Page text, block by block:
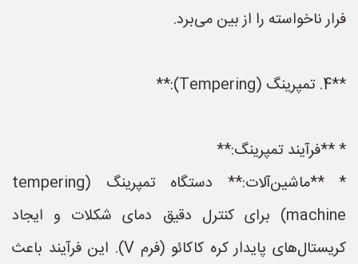
فرار ناخواسته را از بین می‌برد.
**4. تمپرینگ (Tempering):**
* **فرآیند تمپرینگ:**
* **ماشین‌آلات:** دستگاه تمپرینگ (tempering
machine) برای کنترل دقیق دمای شکلات و ایجاد
کریستال‌های پایدار کره کاکائو (فرم V). این فرآیند باعث